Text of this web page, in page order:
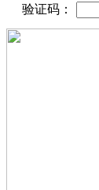
验证码：